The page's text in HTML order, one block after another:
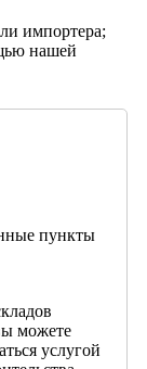
импортера;
нашей
пункты
можете
услугой